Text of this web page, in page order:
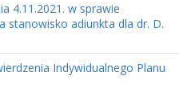
4.11.2021. w sprawie
stanowisko adiunkta dla dr. D.
Indywidualnego Planu